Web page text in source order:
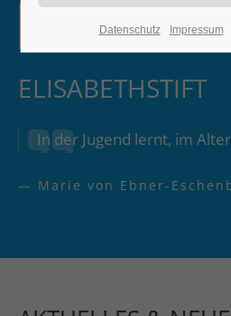
ELISABETHSTIFT
In der Jugend lernt, im
— Marie von Ebner-
Datenschutz Impressum